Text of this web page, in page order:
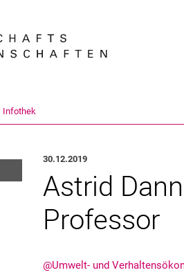
Infothek
30.12.2019
Astrid
Professor
@Umwelt- und